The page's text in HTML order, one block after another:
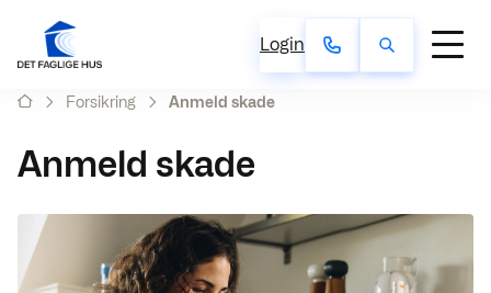
Login
Forsikring Anmeld skade
Anmeld skade